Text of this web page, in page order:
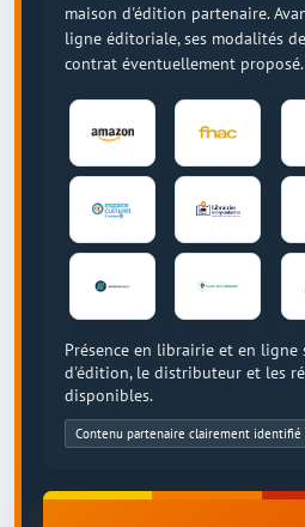
maison d'édition partenaire.
ligne éditoriale, ses modalités
contrat éventuellement proposé.
Présence en librairie et en
d'édition, le distributeur et les
disponibles.
Contenu partenaire clairement identifié